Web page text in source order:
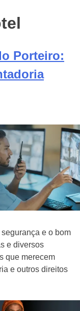
Porteiro:
e o bom
e diversos
que merecem
e outros direitos